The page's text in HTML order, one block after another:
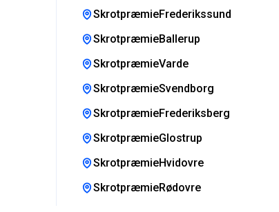
SkrotpræmieFrederikssund
SkrotpræmieBallerup
SkrotpræmieVarde
SkrotpræmieSvendborg
SkrotpræmieFrederiksberg
SkrotpræmieGlostrup
SkrotpræmieHvidovre
SkrotpræmieRødovre